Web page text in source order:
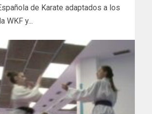
de Karate adaptados a los
WKF y...